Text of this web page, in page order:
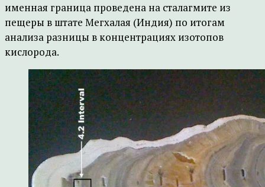
именная граница проведена на сталагмите из
пещеры в штате Мегхалая (Индия) по итогам
анализа разницы в концентрациях изотопов
кислорода.